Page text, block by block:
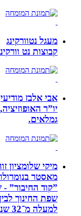
מעגל נטוורקינג
קבוצות נט וורקינג של
אבי אלבז מודיעין
יו”ר האופוזיציה,
גמלאים.
מיקי שלומציון זוהר
מאסטר
”קוד החיבור” -
שפת החינוך לבין
למעלה מ־32 שנים בעולם החינוך.